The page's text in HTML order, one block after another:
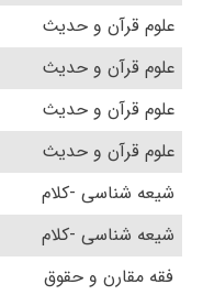
علوم قرآن و حدیث
علوم قرآن و حدیث
علوم قرآن و حدیث
علوم قرآن و حدیث
شیعه شناسی -کلام
شیعه شناسی -کلام
فقه مقارن و حقوق